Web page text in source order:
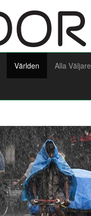
Världen Alla Väljare